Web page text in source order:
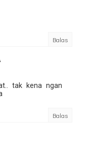
Balas
tak kena ngan
Balas